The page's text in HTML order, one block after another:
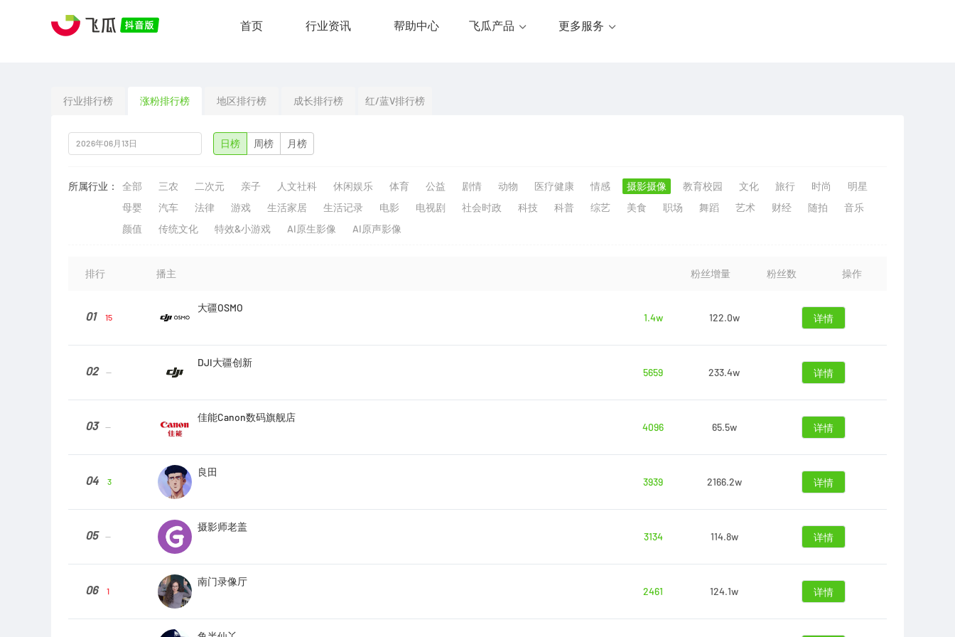
首页 行业资讯 帮助中心 飞瓜产品 更多服务
行业排行榜 涨粉排行榜 地区排行榜 成长排行榜 红/蓝V排行榜
日榜 周榜 月榜
所属行业： 全部 三农 二次元 亲子 人文社科 休闲娱乐 体育 公益 剧情 动物 医疗健康 情感 摄影摄像 教育校园 文化 旅行 时尚
明星
母婴
汽车 法律 游戏 生活家居 生活记录 电影 电视剧 社会时政 科技 科普 综艺 美食 职场 舞蹈 艺术 财经 随拍
音乐
颜值
传统文化 特效&小游戏 AI原生影像 AI原声影像
排行 播主 粉丝增量 粉丝数 操作
01 15
大疆OSMO
1.4w
122.0w 详情
02 --
DJI大疆创新
5659
233.4w 详情
03 --
佳能Canon数码旗舰店
4096
65.5w 详情
04 3
良田
3939
2166.2w 详情
05 --
摄影师老盖
3134
114.8w 详情
06 1
南门录像厅
2461
124.1w 详情